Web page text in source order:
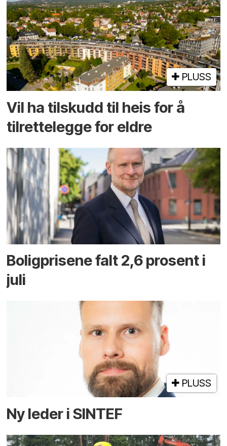
PLUSS
Vil ha tilskudd til heis for å
tilrettelegge for eldre
Boligprisene falt 2,6 prosent i
juli
PLUSS
Ny leder i SINTEF